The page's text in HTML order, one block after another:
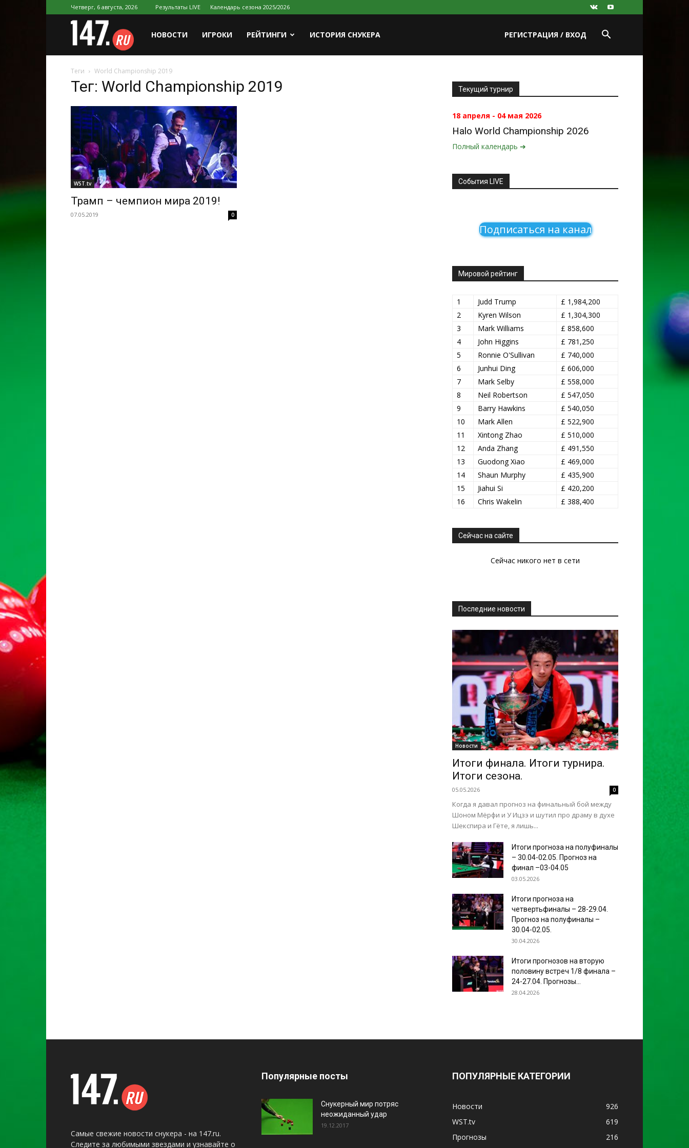
Четверг, 6 августа, 2026 Результаты LIVE Календарь сезона 2025/2026
147.ru
НОВОСТИ ИГРОКИ РЕЙТИНГИ ИСТОРИЯ СНУКЕРА РЕГИСТРАЦИЯ / ВХОД
Теги World Championship 2019
Тег: World Championship 2019
WST.tv
Трамп – чемпион мира 2019!
07.05.2019 0
Текущий турнир
18 апреля - 04 мая 2026
Halo World Championship 2026
Полный календарь ➔
События LIVE
Подписаться на канал
Мировой рейтинг
1 Judd Trump
£ 1,984,200
2
Kyren Wilson
£ 1,304,300
3
Mark Williams
£ 858,600
4
John Higgins
£ 781,250
5
Ronnie O'Sullivan
£ 740,000
6
Junhui Ding
£ 606,000
7
Mark Selby
£ 558,000
8
Neil Robertson
£ 547,050
9
Barry Hawkins
£ 540,050
10
Mark Allen
£ 522,900
11
Xintong Zhao
£ 510,000
12
Anda Zhang
£ 491,550
13
Guodong Xiao
£ 469,000
14
Shaun Murphy
£ 435,900
15
Jiahui Si
£ 420,200
16
Chris Wakelin £ 388,400
Сейчас на сайте
Сейчас никого нет в сети
Последние новости
Новости
Итоги финала. Итоги турнира.
Итоги сезона.
05.05.2026 0
Когда я давал прогноз на финальный бой между
Шоном Мёрфи и У Ицзэ и шутил про драму в духе
Шекспира и Гёте, я лишь...
Итоги прогноза на полуфиналы
– 30.04-02.05. Прогноз на
финал –03-04.05
03.05.2026
Итоги прогноза на
четвертьфиналы – 28-29.04.
Прогноз на полуфиналы –
30.04-02.05.
30.04.2026
Итоги прогнозов на вторую
половину встреч 1/8 финала –
24-27.04. Прогнозы...
28.04.2026
Самые свежие новости снукера - на 147.ru.
Следите за любимыми звездами и узнавайте о
Популярные посты
Снукерный мир потряс
неожиданный удар
19.12.2017
ПОПУЛЯРНЫЕ КАТЕГОРИИ
Новости
926
WST.tv
619
Прогнозы
216